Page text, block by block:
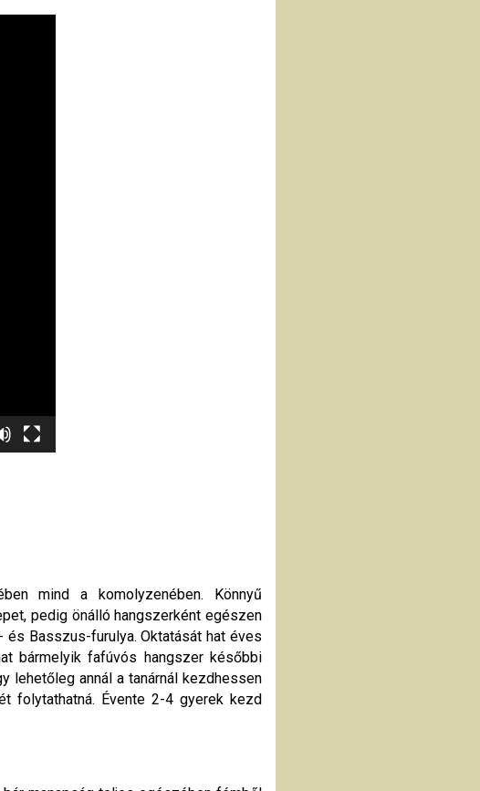
mind a komolyzenében. Könnyű
pedig önálló hangszerként egészen
Basszus-furulya. Oktatását hat éves
bármelyik fafúvós hangszer későbbi
lehetőleg annál a tanárnál kezdhessen
folytathatná. Évente 2-4 gyerek kezd